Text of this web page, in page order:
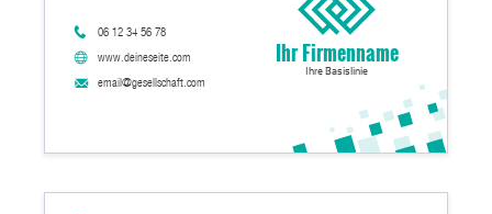
www.deineseite.com
email@gesellschaft.com
06 12 34 56 78
Ihr Firmenname
Ihre Basislinie